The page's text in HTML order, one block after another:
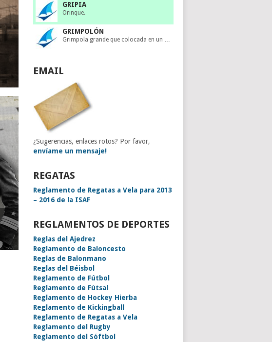
GRIPIA
Orinque.
GRIMPOLÓN
Grimpola grande que colocada en un …
EMAIL
¿Sugerencias, enlaces rotos? Por favor,
envíame un mensaje!
REGATAS
Reglamento de Regatas a Vela para 2013
– 2016 de la ISAF
REGLAMENTOS DE DEPORTES
Reglas del Ajedrez
Reglamento de Baloncesto
Reglas de Balonmano
Reglas del Béisbol
Reglamento de Fútbol
Reglamento de Fútsal
Reglamento de Hockey Hierba
Reglamento de Kickingball
Reglamento de Regatas a Vela
Reglamento del Rugby
Reglamento del Sóftbol